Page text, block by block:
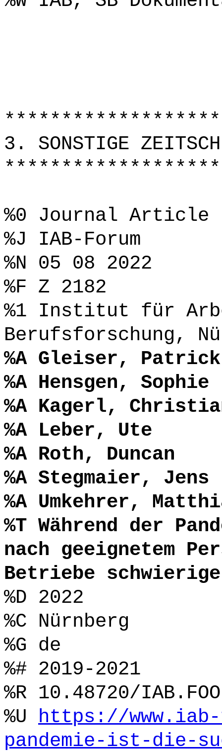
3. SONSTIGE
%0 Journal Article
%J IAB-Forum
%N 05 08 2022
%F Z 2182
%1 Institut für
Berufsforschung,
%A Gleiser, Patrick
%A Hensgen, Sophie
%A Kagerl,
%A Leber, Ute
%A Roth, Duncan
%A Stegmaier, Jens
%A Umkehrer,
%T Während der
nach geeignetem
Betriebe
%D 2022
%C Nürnberg
%G de
%# 2019-2021
%R 10.48720/
%U https://www.iab-
pandemie-ist-die-